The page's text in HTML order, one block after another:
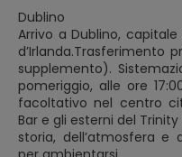
Dublino
Arrivo a Dublino,
d’Irlanda.Trasferimento
supplemento).
pomeriggio, alle ore
facoltativo nel centro
Bar e gli esterni del
storia, dell’atmosfera e